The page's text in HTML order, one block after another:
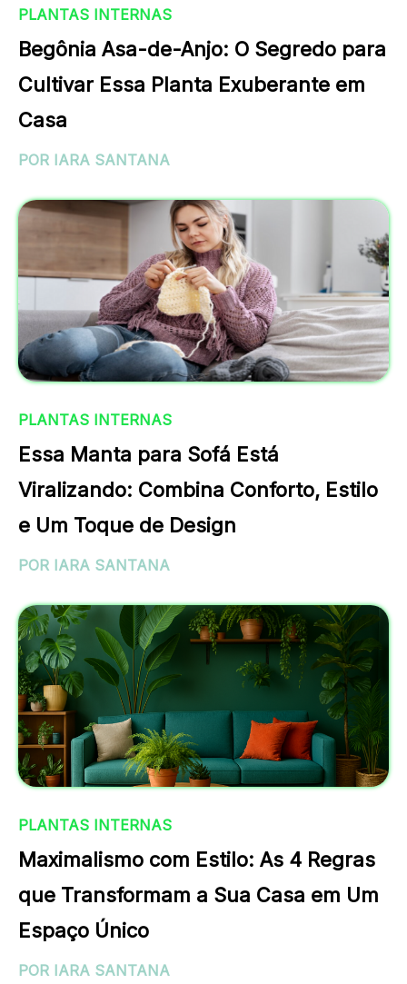
PLANTAS INTERNAS
Begônia Asa-de-Anjo: O Segredo para
Cultivar Essa Planta Exuberante em
Casa
POR IARA SANTANA
PLANTAS INTERNAS
Essa Manta para Sofá Está
Viralizando: Combina Conforto, Estilo
e Um Toque de Design
POR IARA SANTANA
PLANTAS INTERNAS
Maximalismo com Estilo: As 4 Regras
que Transformam a Sua Casa em Um
Espaço Único
POR IARA SANTANA